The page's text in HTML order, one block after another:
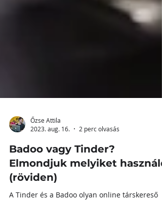
Őzse Attila
2023. aug. 16.
Badoo vagy Tinder?